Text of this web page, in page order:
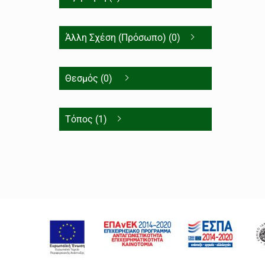
Άλλη Σχέση (Πρόσωπο) (0)
Θεσμός (0)
Τόπος (1)